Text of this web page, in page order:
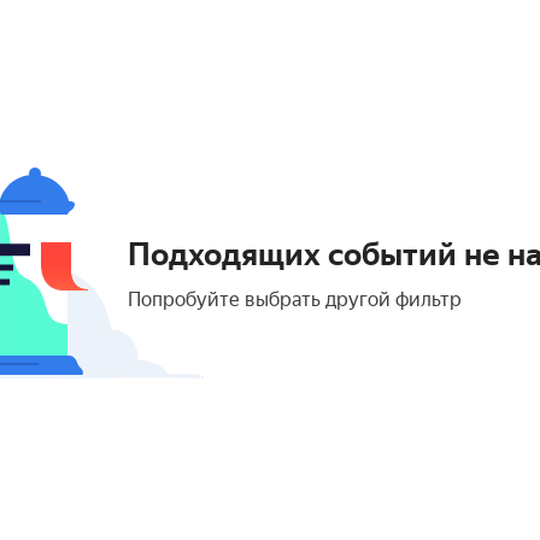
Подходящих событий не
Попробуйте выбрать другой фильтр